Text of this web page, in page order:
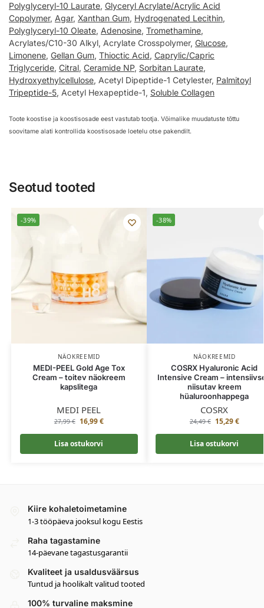
Polyglyceryl-10 Laurate, Glyceryl Acrylate/Acrylic Acid
Copolymer, Agar, Xanthan Gum, Hydrogenated Lecithin,
Polyglyceryl-10 Oleate, Adenosine, Tromethamine,
Acrylates/C10-30 Alkyl, Acrylate Crosspolymer, Glucose,
Limonene, Gellan Gum, Thioctic Acid, Caprylic/Capric
Triglyceride, Citral, Ceramide NP, Sorbitan Laurate,
Hydroxyethylcellulose, Acetyl Dipeptide-1 Cetylester, Palmitoyl
Tripeptide-5, Acetyl Hexapeptide-1, Soluble Collagen
Toote koostise ja koostisosade eest vastutab tootja. Võimalike muudatuste tõttu
soovitame alati kontrollida koostisosade loetelu otse pakendilt.
Seotud tooted
-39%
NÄOKREEMID
MEDI-PEEL Gold Age Tox
Cream – toitev näokreem
kapslitega
MEDI PEEL
27,99€ 16,99€
Lisa ostukorvi
-38%
NÄOKREEMID
COSRX Hyaluronic Acid
Intensive Cream –
niisutav kreem
hüaluroonhappega
COSRX
24,49€ 15,29€
Lisa ostukorvi
Kiire kohaletoimetamine
1-3 tööpäeva jooksul kogu Eestis
Raha tagastamine
14-päevane tagastusgarantii
Kvaliteet ja usaldusväärsus
Tuntud ja hoolikalt valitud tooted
100% turvaline maksmine